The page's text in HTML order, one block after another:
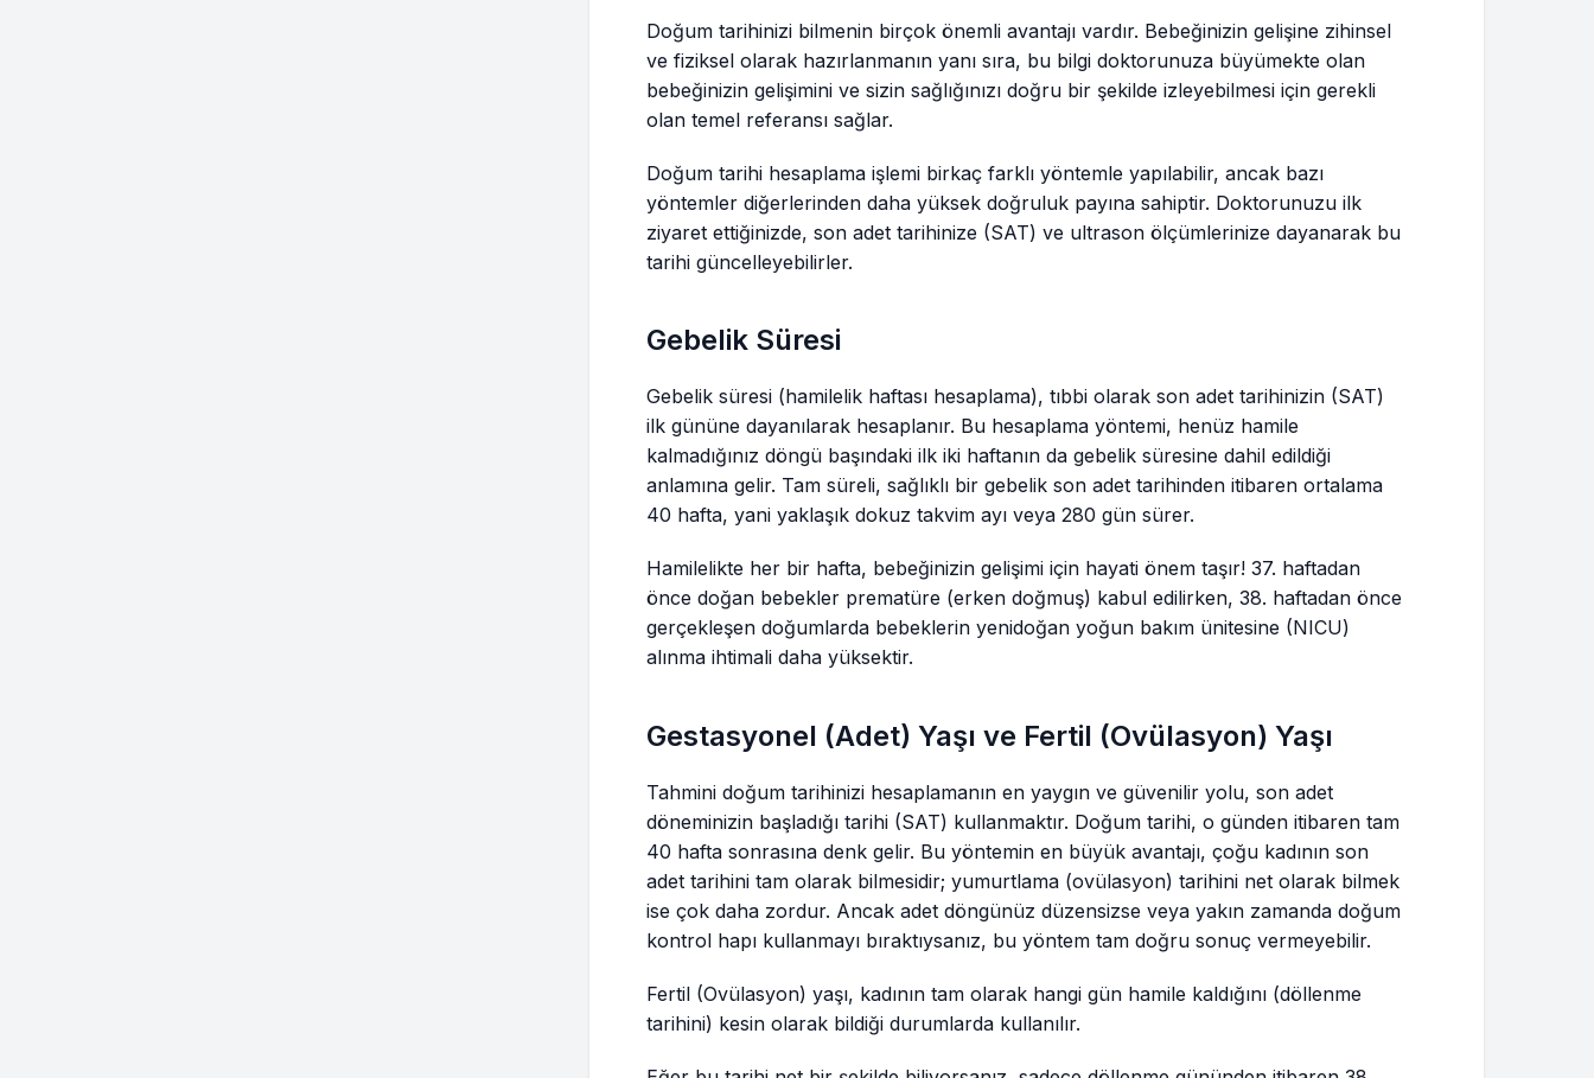
Doğum tarihinizi bilmenin birçok önemli avantajı vardır. Bebeğinizin gelişine zihinsel
ve fiziksel olarak hazırlanmanın yanı sıra, bu bilgi doktorunuza büyümekte olan
bebeğinizin gelişimini ve sizin sağlığınızı doğru bir şekilde izleyebilmesi için gerekli
olan temel referansı sağlar.
Doğum tarihi hesaplama işlemi birkaç farklı yöntemle yapılabilir, ancak bazı
yöntemler diğerlerinden daha yüksek doğruluk payına sahiptir. Doktorunuzu ilk
ziyaret ettiğinizde, son adet tarihinize (SAT) ve ultrason ölçümlerinize dayanarak bu
tarihi güncelleyebilirler.
Gebelik Süresi
Gebelik süresi (hamilelik haftası hesaplama), tıbbi olarak son adet tarihinizin (SAT)
ilk gününe dayanılarak hesaplanır. Bu hesaplama yöntemi, henüz hamile
kalmadığınız döngü başındaki ilk iki haftanın da gebelik süresine dahil edildiği
anlamına gelir. Tam süreli, sağlıklı bir gebelik son adet tarihinden itibaren ortalama
40 hafta, yani yaklaşık dokuz takvim ayı veya 280 gün sürer.
Hamilelikte her bir hafta, bebeğinizin gelişimi için hayati önem taşır! 37. haftadan
önce doğan bebekler prematüre (erken doğmuş) kabul edilirken, 38. haftadan önce
gerçekleşen doğumlarda bebeklerin yenidoğan yoğun bakım ünitesine (NICU)
alınma ihtimali daha yüksektir.
Gestasyonel (Adet) Yaşı ve Fertil (Ovülasyon) Yaşı
Tahmini doğum tarihinizi hesaplamanın en yaygın ve güvenilir yolu, son adet
döneminizin başladığı tarihi (SAT) kullanmaktır. Doğum tarihi, o günden itibaren tam
40 hafta sonrasına denk gelir. Bu yöntemin en büyük avantajı, çoğu kadının son
adet tarihini tam olarak bilmesidir; yumurtlama (ovülasyon) tarihini net olarak bilmek
ise çok daha zordur. Ancak adet döngünüz düzensizse veya yakın zamanda doğum
kontrol hapı kullanmayı bıraktıysanız, bu yöntem tam doğru sonuç vermeyebilir.
Fertil (Ovülasyon) yaşı, kadının tam olarak hangi gün hamile kaldığını (döllenme
tarihini) kesin olarak bildiği durumlarda kullanılır.